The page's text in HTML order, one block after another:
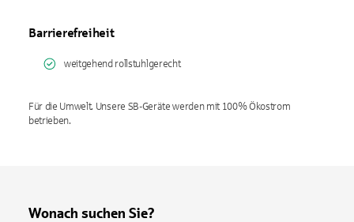
Barrierefreiheit
weitgehend rollstuhlgerecht
Für die Umwelt. Unsere SB-Geräte werden mit 100% Ökostrom
betrieben.
Wonach suchen Sie?